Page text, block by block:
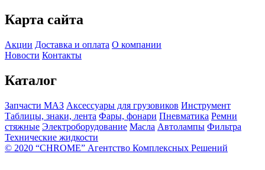
Карта сайта
Акции Доставка и оплата О компании
Новости Контакты
Каталог
Запчасти МАЗ Аксессуары для грузовиков Инструмент
Таблицы, знаки, лента Фары, фонари Пневматика Ремни
стяжные Электроборудование Масла Автолампы Фильтра
Технические жидкости
© 2020 “CHROME” Агентство Комплексных Решений